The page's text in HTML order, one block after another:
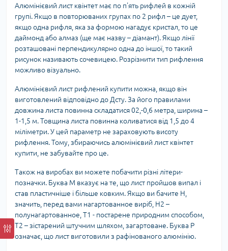
Алюмінієвий лист квінтет має по п'ять рифлей в кожній
групі. Якщо в повторюваних групах по 2 рифл – це дует,
якщо одна рифля, яка за формою нагадує кристал, то це
даймонд або алмаз (ще має назву – діамант). Якщо лінії
розташовані перпендикулярно одна до іншої, то такий
рисунок називають сочевицею. Розрізнити тип рифлення
можливо візуально.
Алюмінієвий лист рифлений купити можна, якщо він
виготовлений відповідно до Дсту. За його правилами
довжина листа повинна складатися 02,-0,6 метра, ширина –
1-1,5 м. Товщина листа повинна коливатися від 1,5 до 4
міліметри. У цей параметр не зараховують висоту
рифлення. Тому, збираючись алюмінієвий лист квінтет
купити, не забувайте про це.
Також на виробах ви можете побачити різні літери-
позначки. Буква М вказує на те, що лист пройшов випал і
став пластичніше і більше ковким. Якщо ви бачите Н,
значить, перед вами нагартованное виріб, Н2 –
полунагартованное, Т1 - постарене природним способом,
Т2 – зістарений штучним шляхом, загартоване. Буква Р
означає, що лист виготовили з рафінованого алюмінію.